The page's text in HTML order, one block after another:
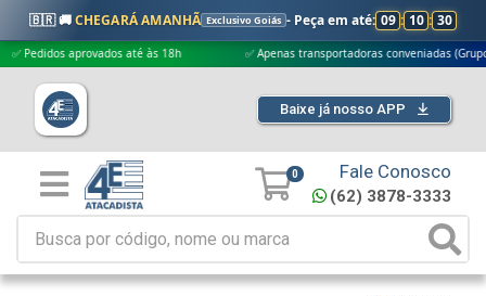
🇧🇷 🚚CHEGARÁ AMANHÃ Exclusivo Goiás - Peça em até: 09 : 10 : 29
aprovados até às 18h ✅ Apenas transportadoras conveniadas (Grupo G5)
Baixe já nosso APP
0 Fale Conosco
(62) 3878-3333